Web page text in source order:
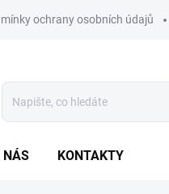
ochrany osobních údajů
NÁS KONTAKTY